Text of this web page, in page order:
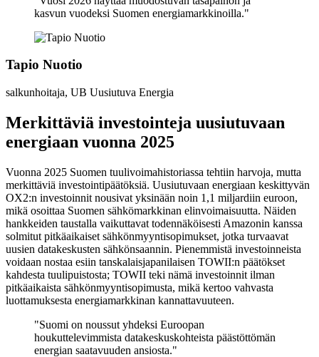
kasvun vuodeksi Suomen energiamarkkinoilla.
Tapio Nuotio
salkunhoitaja, UB Uusiutuva Energia
Merkittäviä investointeja uusiutuvaan
energiaan vuonna 2025
Vuonna 2025 Suomen tuulivoimahistoriassa tehtiin harvoja, mutta
merkittäviä investointipäätöksiä. Uusiutuvaan energiaan keskittyvän
OX2:n investoinnit nousivat yksinään noin 1,1 miljardiin euroon,
mikä osoittaa Suomen sähkömarkkinan elinvoimaisuutta. Näiden
hankkeiden taustalla vaikuttavat todennäköisesti Amazonin kanssa
solmitut pitkäaikaiset sähkönmyyntisopimukset, jotka turvaavat
uusien datakeskusten sähkönsaannin. Pienemmistä investoinneista
voidaan nostaa esiin tanskalaisjapanilaisen TOWII:n päätökset
kahdesta tuulipuistosta; TOWII teki nämä investoinnit ilman
pitkäaikaista sähkönmyyntisopimusta, mikä kertoo vahvasta
luottamuksesta energiamarkkinan kannattavuuteen.
Suomi on noussut yhdeksi Euroopan
houkuttelevimmista datakeskuskohteista päästöttömän
energian saatavuuden ansiosta.